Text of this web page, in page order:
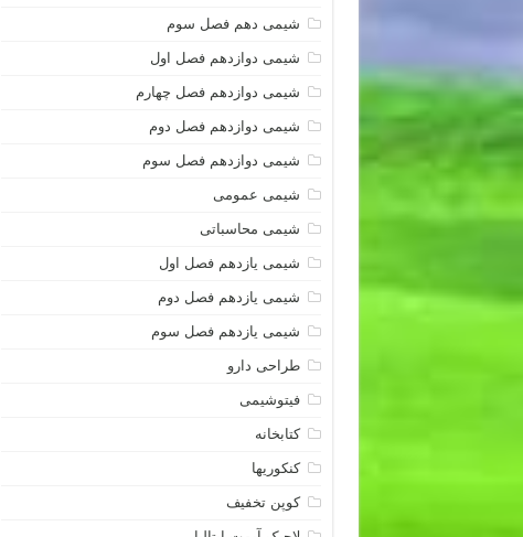
شیمی دهم فصل سوم
شیمی دوازدهم فصل اول
شیمی دوازدهم فصل چهارم
شیمی دوازدهم فصل دوم
شیمی دوازدهم فصل سوم
شیمی عمومی
شیمی محاسباتی
شیمی یازدهم فصل اول
شیمی یازدهم فصل دوم
شیمی یازدهم فصل سوم
طراحی دارو
فیتوشیمی
کتابخانه
کنکوریها
کوپن تخفیف